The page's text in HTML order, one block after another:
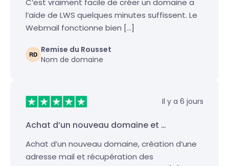
C’est vraiment facile de créer un domaine a
l’aide de LWS quelques minutes suffissent. Le
Webmail fonctionne bien […]
Remise du Rousset
Nom de domaine
Il y a 6 jours
Achat d’un nouveau domaine et …
Achat d’un nouveau domaine, création d’une
adresse mail et récupération des